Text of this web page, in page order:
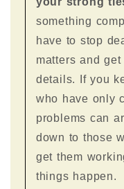
something
have to stop
matters and
details. If you
who have only
problems can
down to those
get them
things happen.